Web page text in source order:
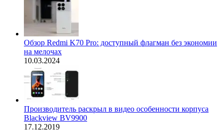
Обзор Redmi K70 Pro: доступный флагман без экономии
на мелочах
10.03.2024
Производитель раскрыл в видео особенности корпуса
Blackview BV9900
17.12.2019